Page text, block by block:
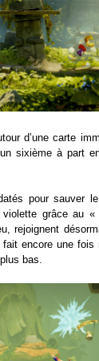
d’une carte
sixième à part
pour sauver
violette grâce au
rejoignent
fait encore une
bas.